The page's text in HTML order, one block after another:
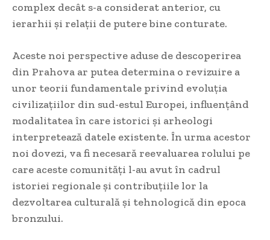
complex decât s-a considerat anterior, cu
ierarhii și relații de putere bine conturate.
Aceste noi perspective aduse de descoperirea
din Prahova ar putea determina o revizuire a
unor teorii fundamentale privind evoluția
civilizațiilor din sud-estul Europei, influențând
modalitatea în care istorici și arheologi
interpretează datele existente. În urma acestor
noi dovezi, va fi necesară reevaluarea rolului pe
care aceste comunități l-au avut în cadrul
istoriei regionale și contribuțiile lor la
dezvoltarea culturală și tehnologică din epoca
bronzului.